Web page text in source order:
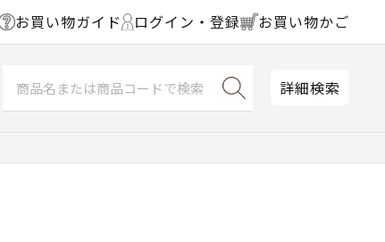
お買い物ガイド ログイン・登録 お買い物かご
詳細検索